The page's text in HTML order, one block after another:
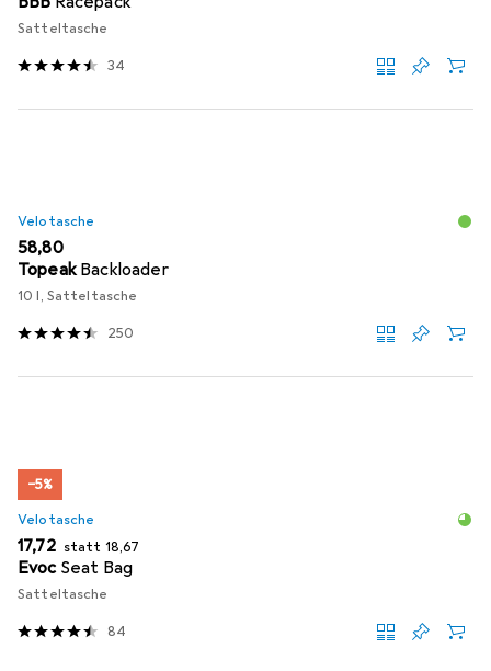
Satteltasche
34
Velotasche
EUR
58,80
Topeak Backloader
10 l, Satteltasche
250
−5%
Velotasche
EUR
17,72 statt EUR
18,67
Evoc Seat Bag
Satteltasche
84